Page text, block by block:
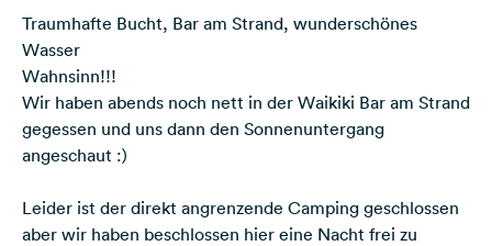
Traumhafte Bucht, Bar am Strand, wunderschönes
Wasser
Wahnsinn!!!
Wir haben abends noch nett in der Waikiki Bar am Strand
gegessen und uns dann den Sonnenuntergang
angeschaut :)
Leider ist der direkt angrenzende Camping geschlossen
aber wir haben beschlossen hier eine Nacht frei zu